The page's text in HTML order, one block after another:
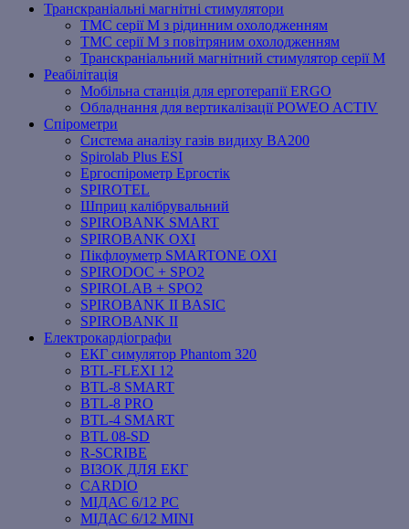
Транскраніальні магнітні стимулятори
ТМС серії M з рідинним охолодженням
ТМС серії M з повітряним охолодженням
Транскраніальний магнітний стимулятор серії M
Реабілітація
Мобільна станція для ерготерапії ERGO
Обладнання для вертикалізації POWEO ACTIV
Спірометри
Система аналізу газів видиху BA200
Spirolab Plus ESI
Ергоспірометр Ергостік
SPIROTEL
Шприц калібрувальний
SPIROBANK SMART
SPIROBANK OXI
Пікфлоуметр SMARTONE OXI
SPIRODOC + SPO2
SPIROLAB + SPO2
SPIROBANK II BASIC
SPIROBANK II
Електрокардіографи
ЕКГ симулятор Phantom 320
BTL-FLEXI 12
BTL-8 SMART
BTL-8 PRO
BTL-4 SMART
BTL 08-SD
R-SCRIBE
ВІЗОК ДЛЯ ЕКГ
CARDIO
МІДАС 6/12 PC
МІДАС 6/12 MINI